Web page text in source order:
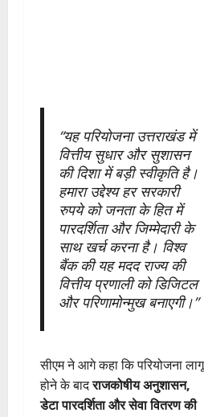
“यह परियोजना उत्तराखंड में
वित्तीय सुधार और सुशासन
की दिशा में बड़ी स्वीकृति है।
हमारा उद्देश्य हर सरकारी
रुपये को जनता के हित में
पारदर्शिता और जिम्मेदारी के
साथ खर्च करना है। विश्व
बैंक की यह मदद राज्य की
वित्तीय प्रणाली को डिजिटल
और परिणामोन्मुख बनाएगी।”
सीएम ने आगे कहा कि परियोजना लागू
होने के बादराजकोषीय अनुशासन,
डेटा पारदर्शिता और सेवा वितरण की